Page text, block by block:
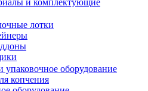
лотки
упаковочное оборудование
копчения